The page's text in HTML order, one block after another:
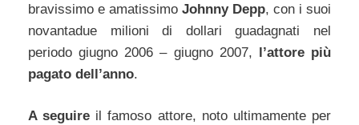
bravissimo e amatissimo Johnny Depp, con i suoi
novantadue milioni di dollari guadagnati nel
periodo giugno 2006 – giugno 2007, l’attore più
pagato dell’anno.
A seguire il famoso attore, noto ultimamente per